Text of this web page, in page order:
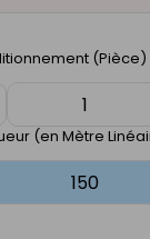
(Pièce)
(en Mètre